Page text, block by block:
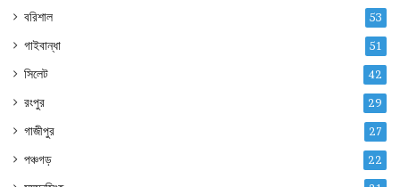
বরিশাল 53
গাইবান্ধা 51
সিলেট 42
রংপুর 29
গাজীপুর 27
পঞ্চগড় 22